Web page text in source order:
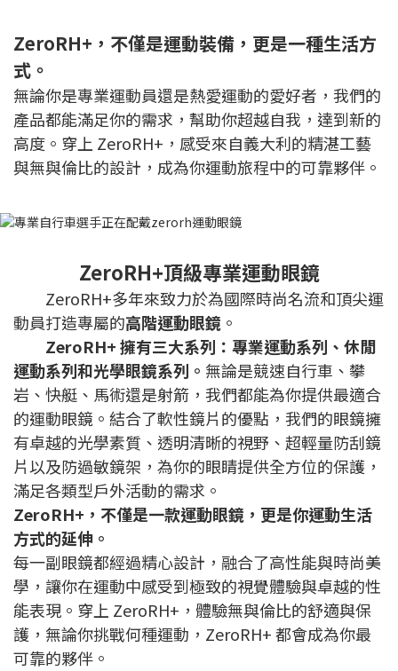
ZeroRH+，不僅是運動裝備，更是一種生活方
式。
無論你是專業運動員還是熱愛運動的愛好者，我們的
產品都能滿足你的需求，幫助你超越自我，達到新的
高度。穿上 ZeroRH+，感受來自義大利的精湛工藝
與無與倫比的設計，成為你運動旅程中的可靠夥伴。
ZeroRH+頂級專業運動眼鏡
ZeroRH+多年來致力於為國際時尚名流和頂尖運
動員打造專屬的高階運動眼鏡 。
ZeroRH+ 擁有三大系列：專業運動系列、休閒
運動系列和光學眼鏡系列。 無論是競速自行車、攀
岩、快艇、馬術還是射箭，我們都能為你提供最適合
的運動眼鏡。結合了軟性鏡片的優點，我們的眼鏡擁
有卓越的光學素質、透明清晰的視野、超輕量防刮鏡
片以及防過敏鏡架，為你的眼睛提供全方位的保護，
滿足各類型戶外活動的需求。
ZeroRH+，不僅是一款運動眼鏡，更是你運動生活
方式的延伸。
每一副眼鏡都經過精心設計，融合了高性能與時尚美
學，讓你在運動中感受到極致的視覺體驗與卓越的性
能表現。穿上 ZeroRH+，體驗無與倫比的舒適與保
護，無論你挑戰何種運動，ZeroRH+ 都會成為你最
可靠的夥伴。